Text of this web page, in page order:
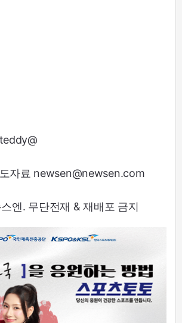
자료 newsen@newsen.com
엔. 무단전재 & 재배포 금지